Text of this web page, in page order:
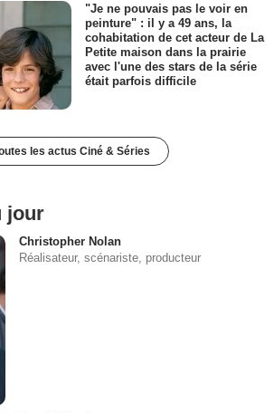
"Je ne pouvais pas le voir en
peinture" : il y a 49 ans, la
cohabitation de cet acteur de La
Petite maison dans la prairie
avec l'une des stars de la série
était parfois difficile
les actus Ciné & Séries
jour
Christopher Nolan
Réalisateur, scénariste, producteur